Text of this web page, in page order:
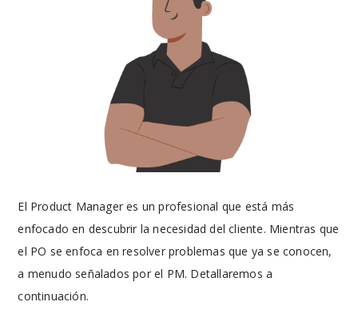
El Product Manager es un profesional que está más
enfocado en descubrir la necesidad del cliente. Mientras que
el PO se enfoca en resolver problemas que ya se conocen,
a menudo señalados por el PM. Detallaremos a
continuación.